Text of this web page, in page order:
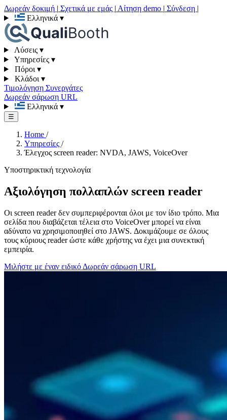
Δωρεάν δοκιμή | Σχετικά με εμάς | Αίτηση demo | Σύνδεση |
Ελληνικά ▾
Λύσεις ▾
Υπηρεσίες ▾
Πόροι ▾
Κλάδοι ▾
Τιμολόγηση Συνεργάτες
Δωρεάν σάρωση URL
Ελληνικά ▾
☰
Home /
Υπηρεσίες /
Έλεγχος screen reader: NVDA, JAWS, VoiceOver
Υποστηρικτική τεχνολογία
Αξιολόγηση πολλαπλών screen reader
Οι screen reader δεν συμπεριφέρονται όλοι με τον ίδιο τρόπο. Μια
σελίδα που διαβάζεται τέλεια στο VoiceOver μπορεί να είναι
αδύνατο να χρησιμοποιηθεί στο JAWS. Δοκιμάζουμε σε όλους
τους κύριους reader ώστε κάθε χρήστης να έχει μια συνεκτική
εμπειρία.
Μιλήστε με έναν ειδικό Δωρεάν σάρωση URL